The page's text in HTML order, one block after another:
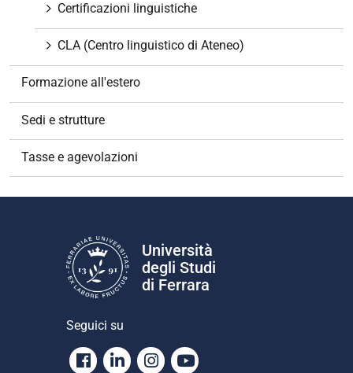
Certificazioni linguistiche
CLA (Centro linguistico di Ateneo)
Formazione all'estero
Sedi e strutture
Tasse e agevolazioni
Università
degli Studi
di Ferrara
Seguici su
Facebook
LinkedinInstagram
Youtube